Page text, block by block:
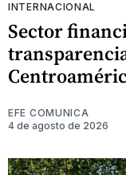
INTERNACIONAL
Sector
EFE COMUNICA
4 de agosto de 2026